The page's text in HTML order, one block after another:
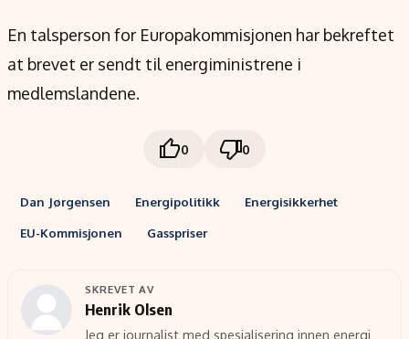
En talsperson for Europakommisjonen har bekreftet
at brevet er sendt til energiministrene i
medlemslandene.
0 0
Dan Jørgensen Energipolitikk
Energisikkerhet
EU-Kommisjonen
Gasspriser
SKREVET AV
Henrik Olsen
Jeg er journalist med spesialisering innen energi